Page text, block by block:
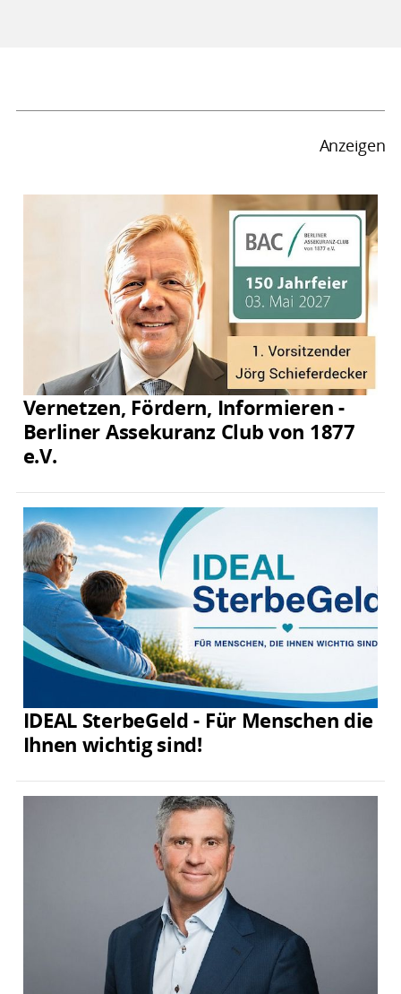
Anzeigen
Vernetzen, Fördern, Informieren -
Berliner Assekuranz Club von 1877
e.V.
IDEAL SterbeGeld - Für Menschen die
Ihnen wichtig sind!